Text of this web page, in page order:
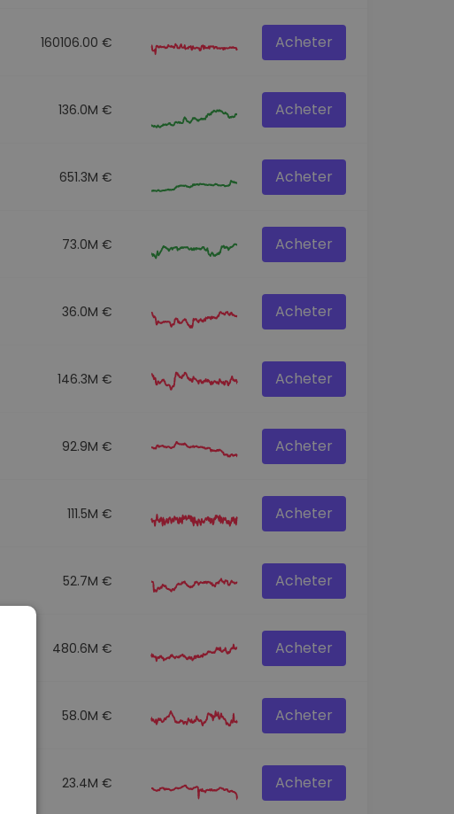
160106.00 € Acheter
136.0M € Acheter
651.3M € Acheter
73.0M € Acheter
36.0M € Acheter
146.3M € Acheter
92.9M € Acheter
111.5M € Acheter
52.7M € Acheter
480.6M € Acheter
58.0M € Acheter
23.4M € Acheter